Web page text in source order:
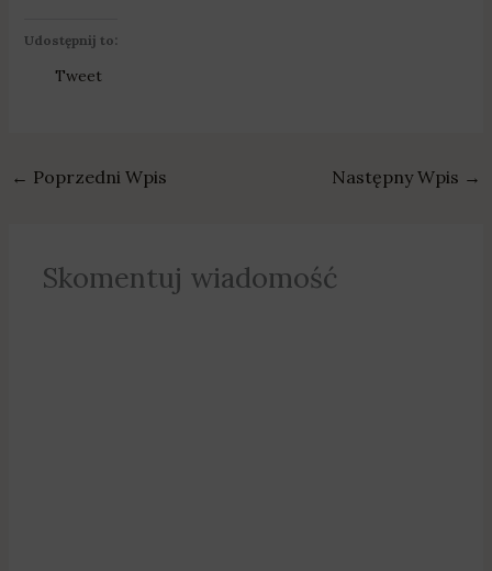
Udostępnij to:
Tweet
← Poprzedni Wpis Następny Wpis →
Skomentuj wiadomość